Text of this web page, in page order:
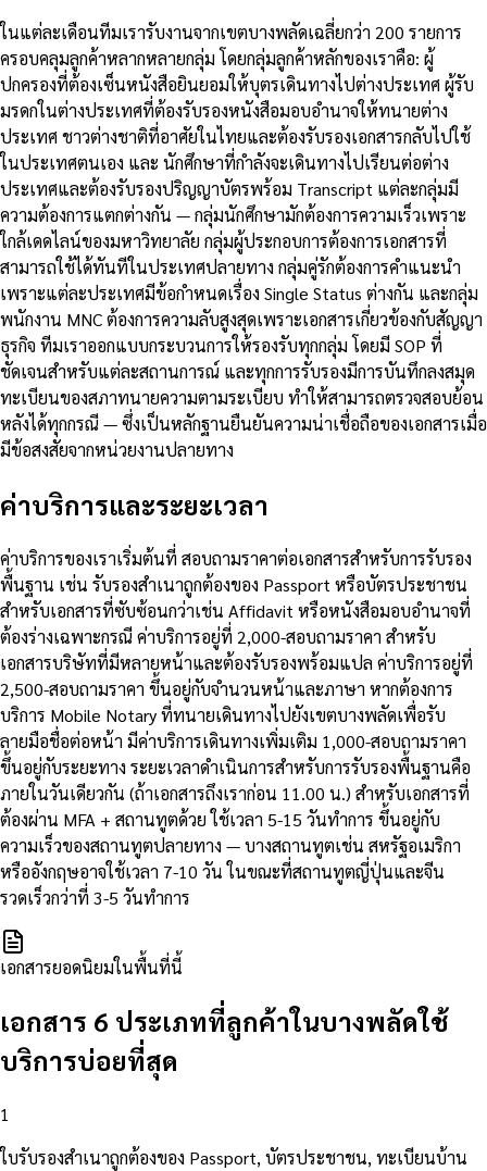
ในแต่ละเดือนทีมเรารับงานจากเขตบางพลัดเฉลี่ยกว่า 200 รายการ
ครอบคลุมลูกค้าหลากหลายกลุ่ม โดยกลุ่มลูกค้าหลักของเราคือ: ผู้
ปกครองที่ต้องเซ็นหนังสือยินยอมให้บุตรเดินทางไปต่างประเทศ ผู้รับ
มรดกในต่างประเทศที่ต้องรับรองหนังสือมอบอำนาจให้ทนายต่าง
ประเทศ ชาวต่างชาติที่อาศัยในไทยและต้องรับรองเอกสารกลับไปใช้
ในประเทศตนเอง และ นักศึกษาที่กำลังจะเดินทางไปเรียนต่อต่าง
ประเทศและต้องรับรองปริญญาบัตรพร้อม Transcript แต่ละกลุ่มมี
ความต้องการแตกต่างกัน — กลุ่มนักศึกษามักต้องการความเร็วเพราะ
ใกล้เดดไลน์ของมหาวิทยาลัย กลุ่มผู้ประกอบการต้องการเอกสารที่
สามารถใช้ได้ทันทีในประเทศปลายทาง กลุ่มคู่รักต้องการคำแนะนำ
เพราะแต่ละประเทศมีข้อกำหนดเรื่อง Single Status ต่างกัน และกลุ่ม
พนักงาน MNC ต้องการความลับสูงสุดเพราะเอกสารเกี่ยวข้องกับสัญญา
ธุรกิจ ทีมเราออกแบบกระบวนการให้รองรับทุกกลุ่ม โดยมี SOP ที่
ชัดเจนสำหรับแต่ละสถานการณ์ และทุกการรับรองมีการบันทึกลงสมุด
ทะเบียนของสภาทนายความตามระเบียบ ทำให้สามารถตรวจสอบย้อน
หลังได้ทุกกรณี — ซึ่งเป็นหลักฐานยืนยันความน่าเชื่อถือของเอกสารเมื่อ
มีข้อสงสัยจากหน่วยงานปลายทาง
ค่าบริการและระยะเวลา
ค่าบริการของเราเริ่มต้นที่ สอบถามราคาต่อเอกสารสำหรับการรับรอง
พื้นฐาน เช่น รับรองสำเนาถูกต้องของ Passport หรือบัตรประชาชน
สำหรับเอกสารที่ซับซ้อนกว่าเช่น Affidavit หรือหนังสือมอบอำนาจที่
ต้องร่างเฉพาะกรณี ค่าบริการอยู่ที่ 2,000-สอบถามราคา สำหรับ
เอกสารบริษัทที่มีหลายหน้าและต้องรับรองพร้อมแปล ค่าบริการอยู่ที่
2,500-สอบถามราคา ขึ้นอยู่กับจำนวนหน้าและภาษา หากต้องการ
บริการ Mobile Notary ที่ทนายเดินทางไปยังเขตบางพลัดเพื่อรับ
ลายมือชื่อต่อหน้า มีค่าบริการเดินทางเพิ่มเติม 1,000-สอบถามราคา
ขึ้นอยู่กับระยะทาง ระยะเวลาดำเนินการสำหรับการรับรองพื้นฐานคือ
ภายในวันเดียวกัน (ถ้าเอกสารถึงเราก่อน 11.00 น.) สำหรับเอกสารที่
ต้องผ่าน MFA + สถานทูตด้วย ใช้เวลา 5-15 วันทำการ ขึ้นอยู่กับ
ความเร็วของสถานทูตปลายทาง — บางสถานทูตเช่น สหรัฐอเมริกา
หรืออังกฤษอาจใช้เวลา 7-10 วัน ในขณะที่สถานทูตญี่ปุ่นและจีน
รวดเร็วกว่าที่ 3-5 วันทำการ
เอกสารยอดนิยมในพื้นที่นี้
เอกสาร 6 ประเภทที่ลูกค้าในบางพลัดใช้
บริการบ่อยที่สุด
1
ใบรับรองสำเนาถูกต้องของ Passport, บัตรประชาชน, ทะเบียนบ้าน